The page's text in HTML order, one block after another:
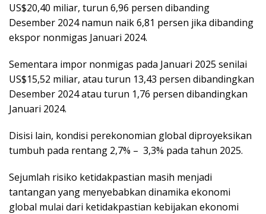
US$20,40 miliar, turun 6,96 persen dibanding
Desember 2024 namun naik 6,81 persen jika dibanding
ekspor nonmigas Januari 2024.
Sementara impor nonmigas pada Januari 2025 senilai
US$15,52 miliar, atau turun 13,43 persen dibandingkan
Desember 2024 atau turun 1,76 persen dibandingkan
Januari 2024.
Disisi lain, kondisi perekonomian global diproyeksikan
tumbuh pada rentang 2,7% – 3,3% pada tahun 2025.
Sejumlah risiko ketidakpastian masih menjadi
tantangan yang menyebabkan dinamika ekonomi
global mulai dari ketidakpastian kebijakan ekonomi